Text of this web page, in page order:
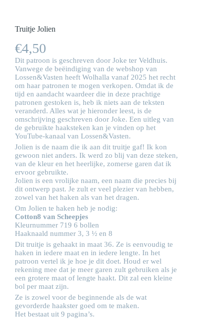
Truitje Jolien
€4,50
Dit patroon is geschreven door Joke ter Veldhuis.
Vanwege de beëindiging van de webshop van
Lossen&Vasten heeft Wolhalla vanaf 2025 het recht
om haar patronen te mogen verkopen. Omdat ik de
tijd en aandacht waardeer die in deze prachtige
patronen gestoken is, heb ik niets aan de teksten
veranderd. Alles wat je hieronder leest, is de
omschrijving geschreven door Joke. Een uitleg van
de gebruikte haaksteken kan je vinden op het
YouTube-kanaal van Lossen&Vasten.
Jolien is de naam die ik aan dit truitje gaf! Ik kon
gewoon niet anders. Ik werd zo blij van deze steken,
van de kleur en het heerlijke, zomerse garen dat ik
ervoor gebruikte.
Jolien is een vrolijke naam, een naam die precies bij
dit ontwerp past. Je zult er veel plezier van hebben,
zowel van het haken als van het dragen.
Om Jolien te haken heb je nodig:
Cotton8 van Scheepjes
Kleurnummer 719 6 bollen
Haaknaald nummer 3, 3 ½ en 8
Dit truitje is gehaakt in maat 36. Ze is eenvoudig te
haken in iedere maat en in iedere lengte. In het
patroon vertel ik je hoe je dit doet. Houd er wel
rekening mee dat je meer garen zult gebruiken als je
een grotere maat of lengte haakt. Dit zal een kleine
bol per maat zijn.
Ze is zowel voor de beginnende als de wat
gevorderde haakster goed om te maken.
Het bestaat uit 9 pagina’s.